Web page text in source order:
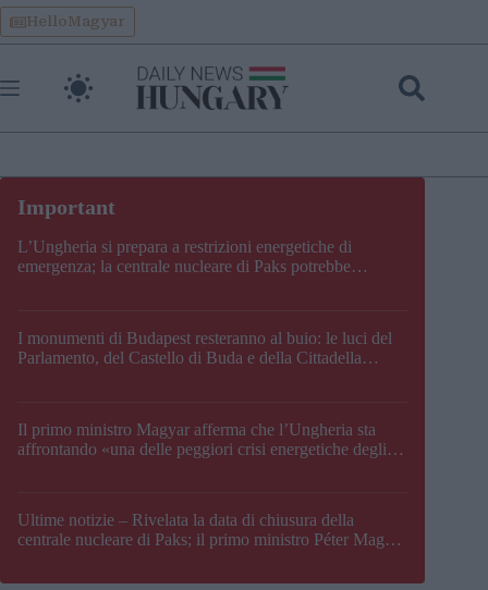
Skip
to
content
HelloMagyar
L’Ungheria si prepara a restrizioni energetiche di
emergenza; la centrale nucleare di Paks potrebbe
I monumenti di Budapest resteranno al buio: le luci del
Parlamento, del Castello di Buda e della Cittadella
Il primo ministro Magyar afferma che l’Ungheria sta
affrontando «una delle peggiori crisi energetiche degli
Ultime notizie – Rivelata la data di chiusura della
centrale nucleare di Paks; il primo ministro Péter Magyar